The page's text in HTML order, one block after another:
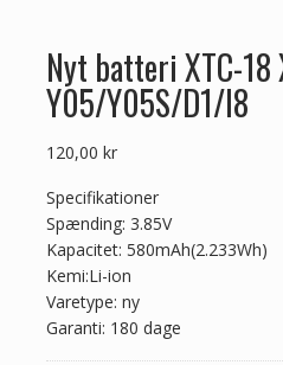
Nyt batteri XTC-18
Y05/Y05S/D1/I8
120,00 kr
Specifikationer
Spænding: 3.85V
Kapacitet: 580mAh(2.233Wh)
Kemi:Li-ion
Varetype: ny
Garanti: 180 dage